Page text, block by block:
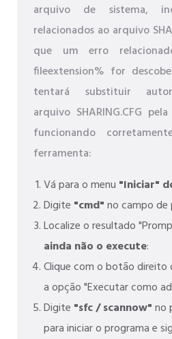
arquivo de sistema,
relacionados ao arquivo
que um erro
fileextension% for
tentará substituir
arquivo SHARING.CFG
funcionando
ferramenta:
Vá para o menu "Iniciar"
Digite "cmd"no campo de
Localize o resultado
ainda não o execute:
Clique com o botão direito
a opção "Executar como
Digite "sfc / scannow"no
para iniciar o programa e